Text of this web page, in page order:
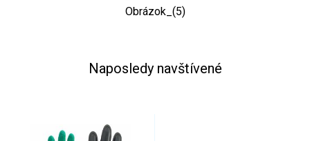
Obrázok_(5)
Naposledy navštívené